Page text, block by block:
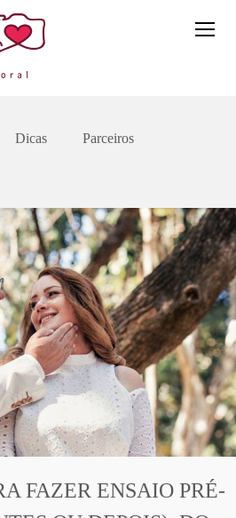
Dicas Parceiros
FAZER ENSAIO PRÉ-